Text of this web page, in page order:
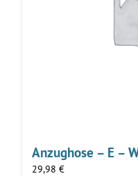
Anzughose – E –
29,98 €